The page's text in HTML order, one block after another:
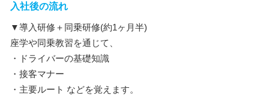
入社後の流れ
▼導入研修＋同乗研修(約1ヶ月半)
座学や同乗教習を通じて、
・ドライバーの基礎知識
・接客マナー
・主要ルート などを覚えます。